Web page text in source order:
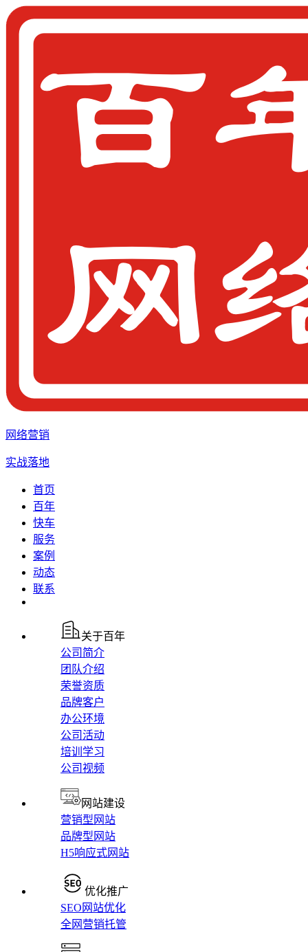
网络营销
实战落地
首页
百年
快车
服务
案例
动态
联系
关于百年
公司简介
团队介绍
荣誉资质
品牌客户
办公环境
公司活动
培训学习
公司视频
网站建设
营销型网站
品牌型网站
H5响应式网站
优化推广
SEO网站优化
全网营销托管